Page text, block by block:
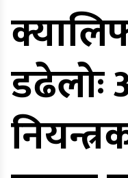
डढेलोः